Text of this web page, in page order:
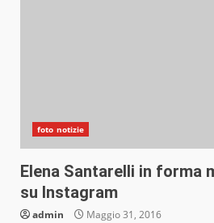
foto notizie
Elena Santarelli in forma
su Instagram
admin Maggio 31, 2016